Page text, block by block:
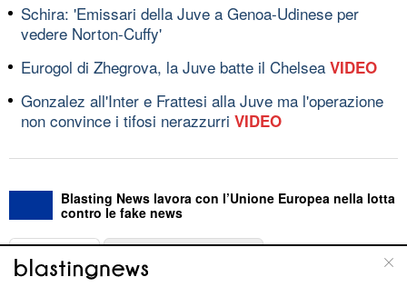
Schira: 'Emissari della Juve a Genoa-Udinese per
vedere Norton-Cuffy'
Eurogol di Zhegrova, la Juve batte il Chelsea VIDEO
Gonzalez all'Inter e Frattesi alla Juve ma l'operazione
non convince i tifosi nerazzurri VIDEO
Blasting News lavora con l’Unione Europea nella lotta
contro le fake news
ABOUT